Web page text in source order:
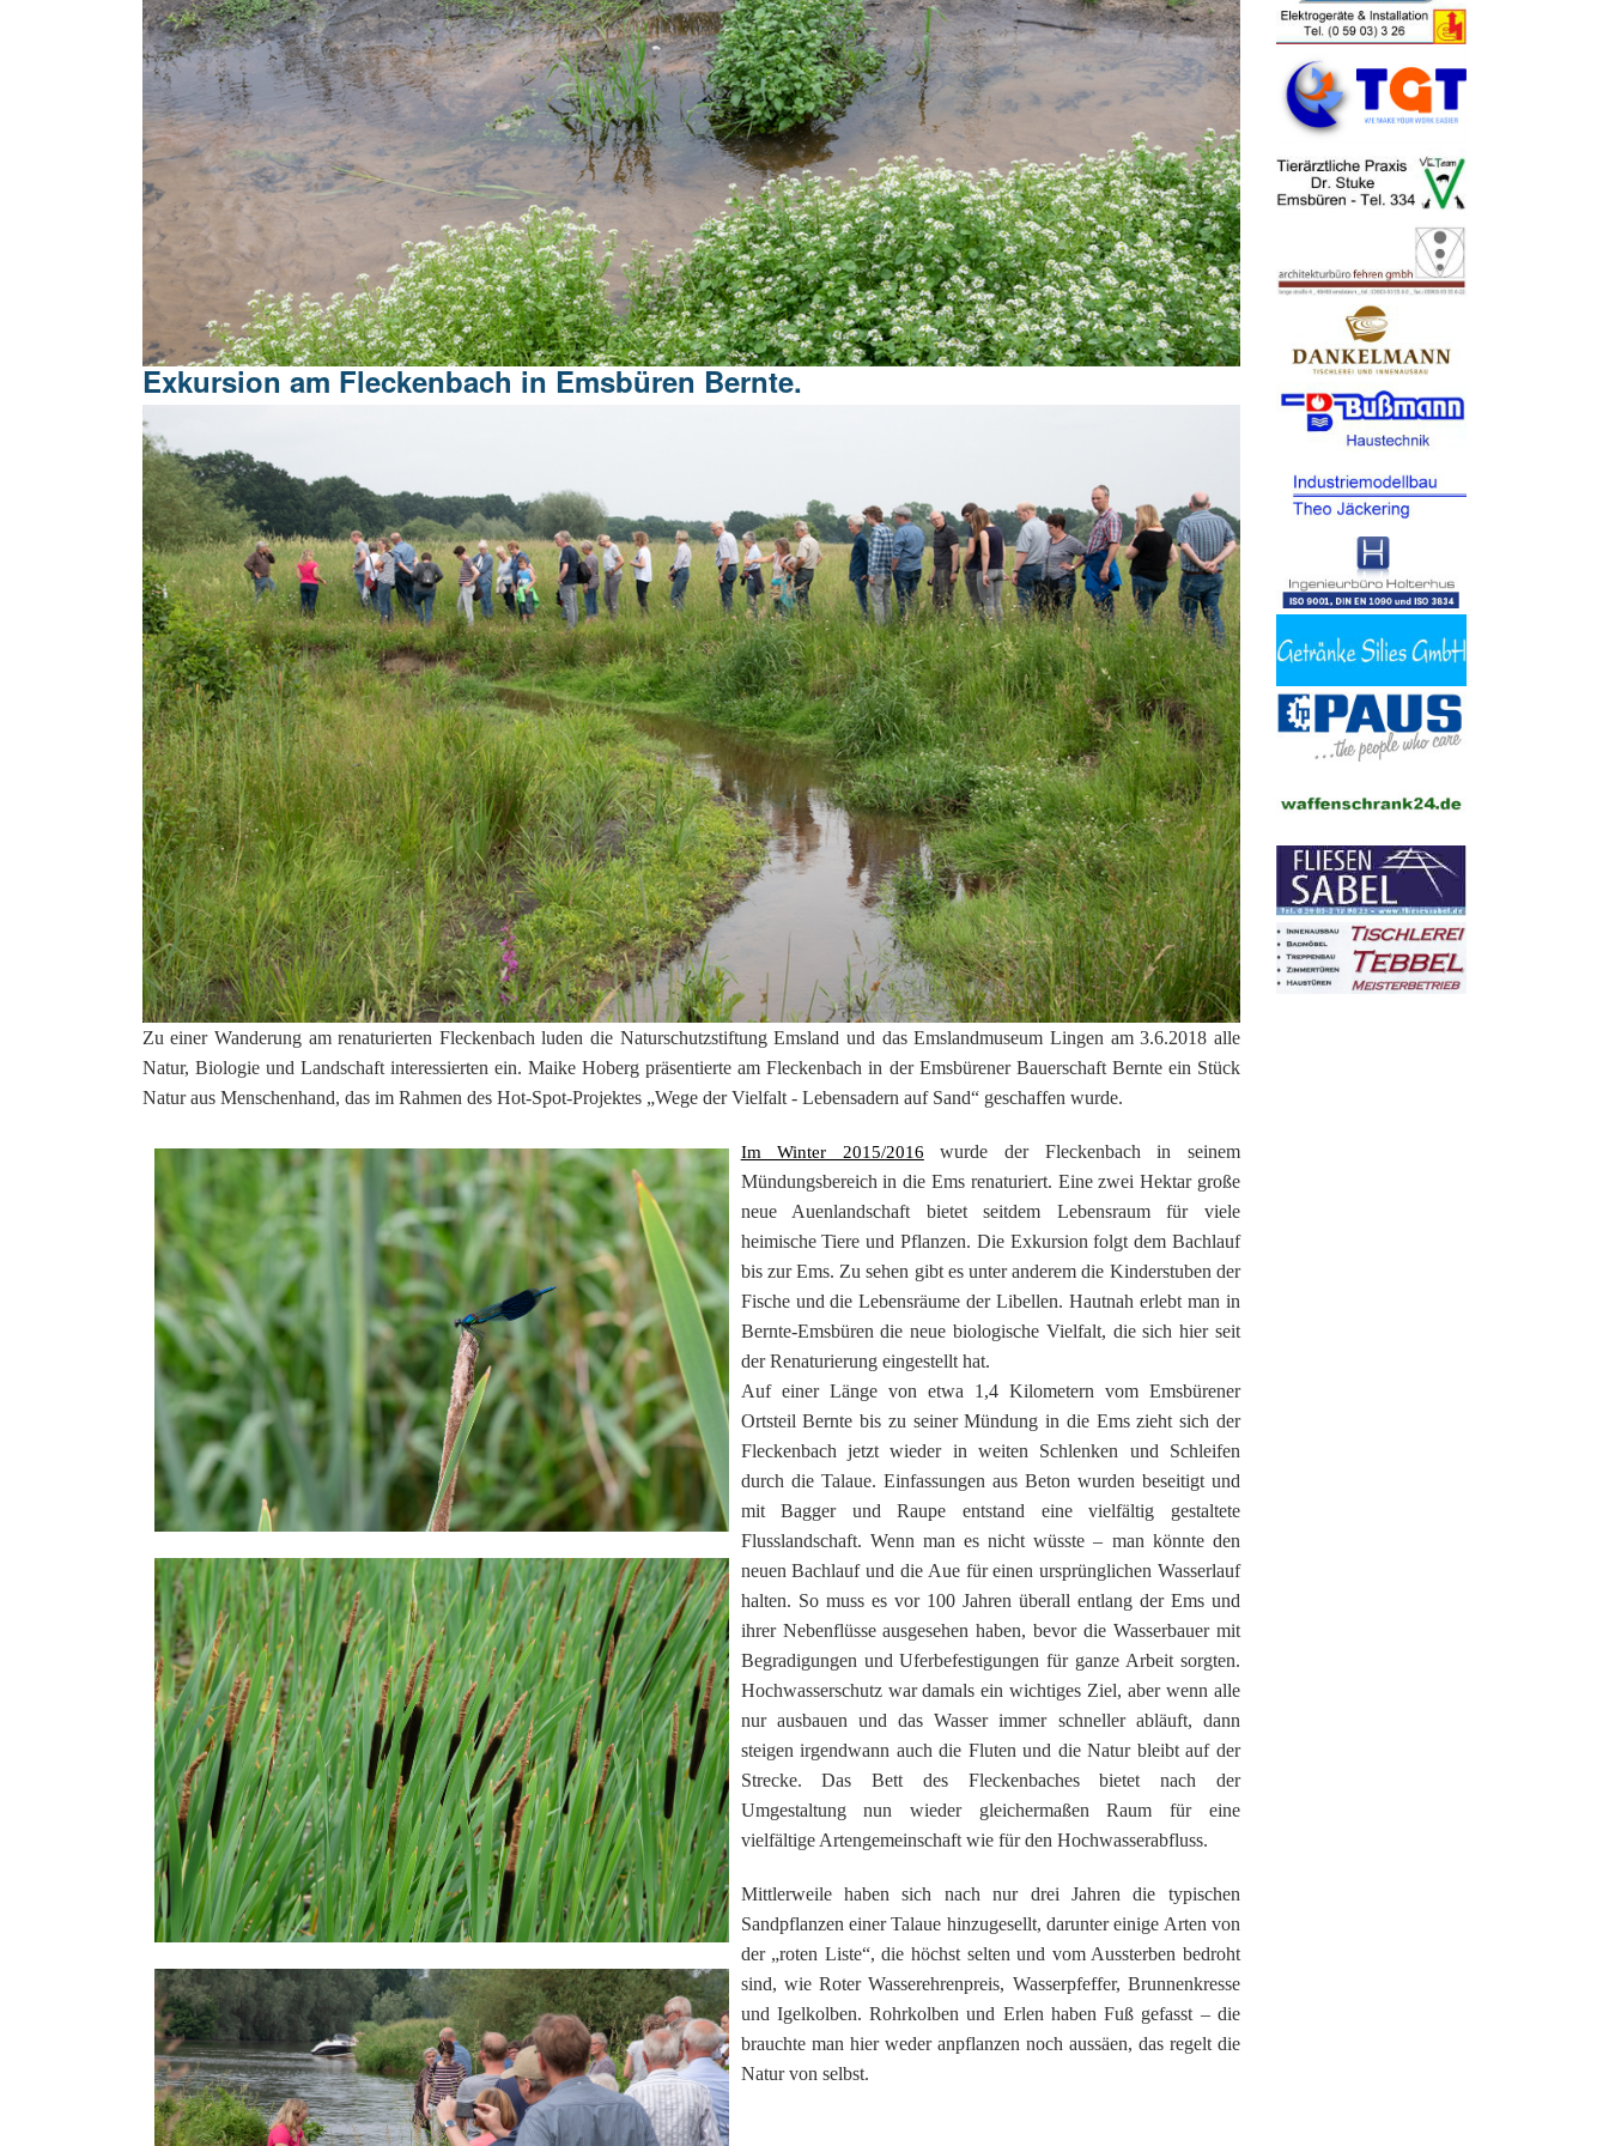
Exkursion am Fleckenbach in Emsbüren Bernte.
Zu einer Wanderung am renaturierten Fleckenbach luden die Naturschutzstiftung Emsland und das Emslandmuseum Lingen am 3.6.2018 alle
Natur, Biologie und Landschaft interessierten ein. Maike Hoberg präsentierte am Fleckenbach in der Emsbürener Bauerschaft Bernte ein Stück
Natur aus Menschenhand, das im Rahmen des Hot-Spot-Projektes „Wege der Vielfalt - Lebensadern auf Sand“ geschaffen wurde.
Im Winter 2015/2016 wurde der Fleckenbach in seinem
Mündungsbereich in die Ems renaturiert. Eine zwei Hektar große
neue Auenlandschaft bietet seitdem Lebensraum für viele
heimische Tiere und Pflanzen. Die Exkursion folgt dem Bachlauf
bis zur Ems. Zu sehen gibt es unter anderem die Kinderstuben der
Fische und die Lebensräume der Libellen. Hautnah erlebt man in
Bernte-Emsbüren die neue biologische Vielfalt, die sich hier seit
der Renaturierung eingestellt hat.
Auf einer Länge von etwa 1,4 Kilometern vom Emsbürener
Ortsteil Bernte bis zu seiner Mündung in die Ems zieht sich der
Fleckenbach jetzt wieder in weiten Schlenken und Schleifen
durch die Talaue. Einfassungen aus Beton wurden beseitigt und
mit Bagger und Raupe entstand eine vielfältig gestaltete
Flusslandschaft. Wenn man es nicht wüsste – man könnte den
neuen Bachlauf und die Aue für einen ursprünglichen Wasserlauf
halten. So muss es vor 100 Jahren überall entlang der Ems und
ihrer Nebenflüsse ausgesehen haben, bevor die Wasserbauer mit
Begradigungen und Uferbefestigungen für ganze Arbeit sorgten.
Hochwasserschutz war damals ein wichtiges Ziel, aber wenn alle
nur ausbauen und das Wasser immer schneller abläuft, dann
steigen irgendwann auch die Fluten und die Natur bleibt auf der
Strecke. Das Bett des Fleckenbaches bietet nach der
Umgestaltung nun wieder gleichermaßen Raum für eine
vielfältige Artengemeinschaft wie für den Hochwasserabfluss.
Mittlerweile haben sich nach nur drei Jahren die typischen
Sandpflanzen einer Talaue hinzugesellt, darunter einige Arten von
der „roten Liste“, die höchst selten und vom Aussterben bedroht
sind, wie Roter Wasserehrenpreis, Wasserpfeffer, Brunnenkresse
und Igelkolben. Rohrkolben und Erlen haben Fuß gefasst – die
brauchte man hier weder anpflanzen noch aussäen, das regelt die
Natur von selbst.